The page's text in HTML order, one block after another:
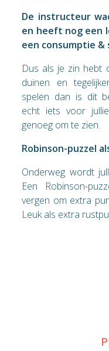
De instructeur
en heeft nog een
een consumptie &
Dus als je zin hebt
duinen en
spelen dan is dit
echt iets voor
genoeg om te zien.
Robinson-puzzel
Onderweg wordt
Een Robinson-
vergen om extra
Leuk als extra